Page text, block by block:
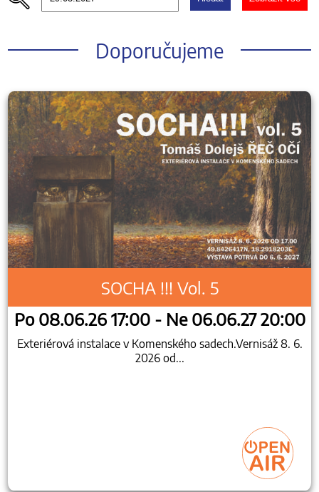
Doporučujeme
SOCHA !!! Vol. 5
Po 08.06.26 17:00 - Ne 06.06.27 20:00
Exteriérová instalace v Komenského sadech.Vernisáž 8. 6.
2026 od...